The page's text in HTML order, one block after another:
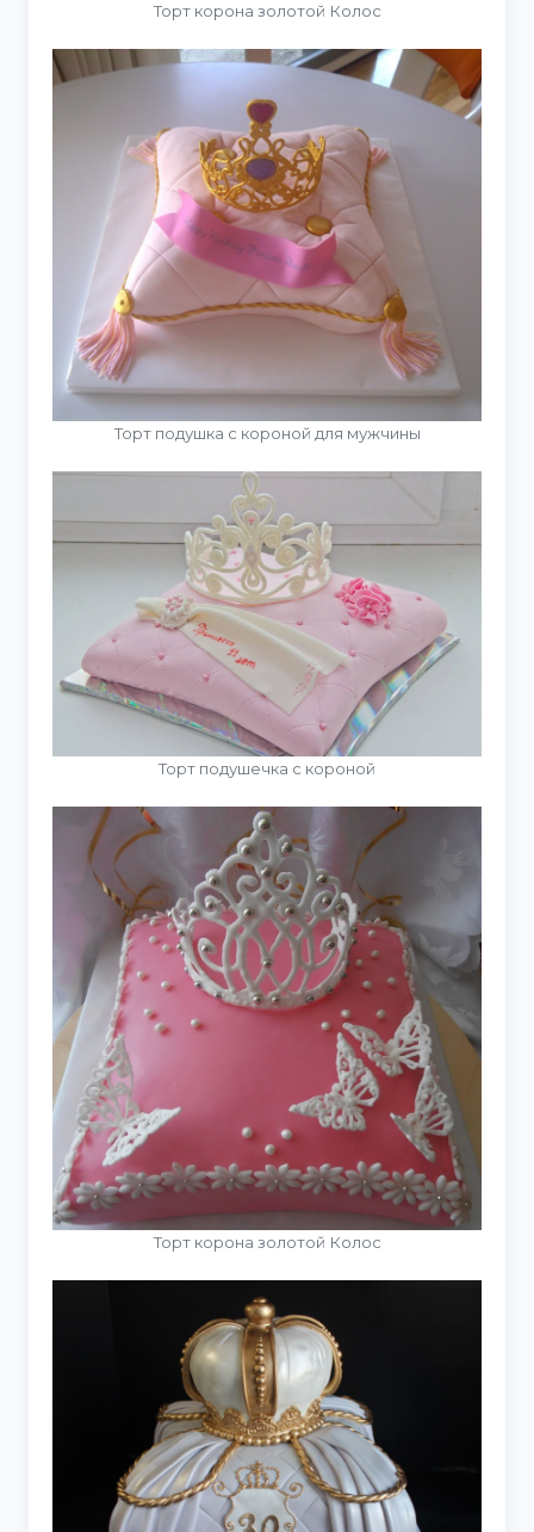
Торт корона золотой Колос
Торт подушка с короной для мужчины
Торт подушечка с короной
Торт корона золотой Колос